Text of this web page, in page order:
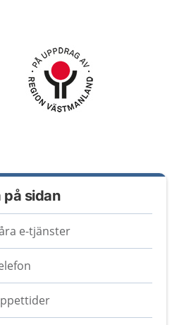
på sidan
e-tjänster